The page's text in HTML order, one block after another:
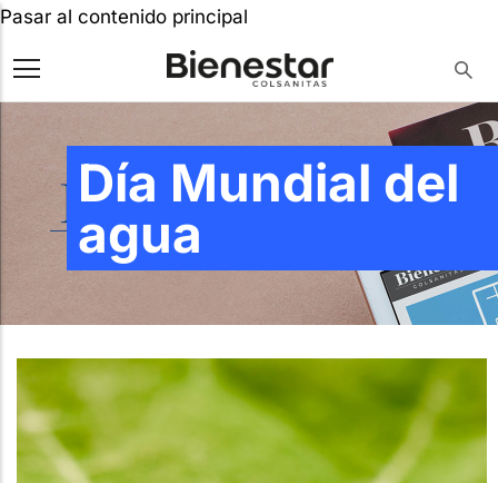
Pasar al contenido principal
Día Mundial del
agua